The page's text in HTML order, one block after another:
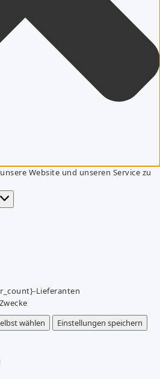
Website und unseren Service zu
Lieferanten
wählen
Einstellungen speichern